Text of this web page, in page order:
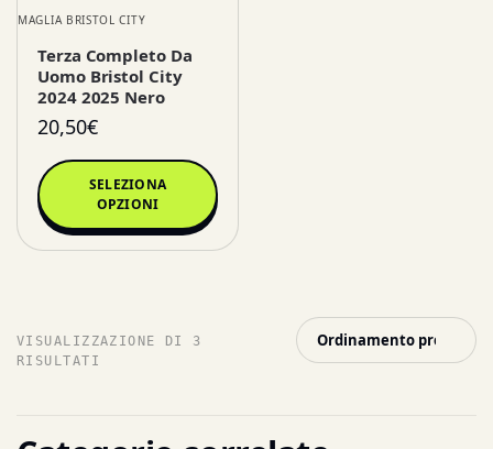
MAGLIA BRISTOL CITY
Terza Completo Da
Uomo Bristol City
2024 2025 Nero
20,50€
SELEZIONA
OPZIONI
VISUALIZZAZIONE DI 3
RISULTATI